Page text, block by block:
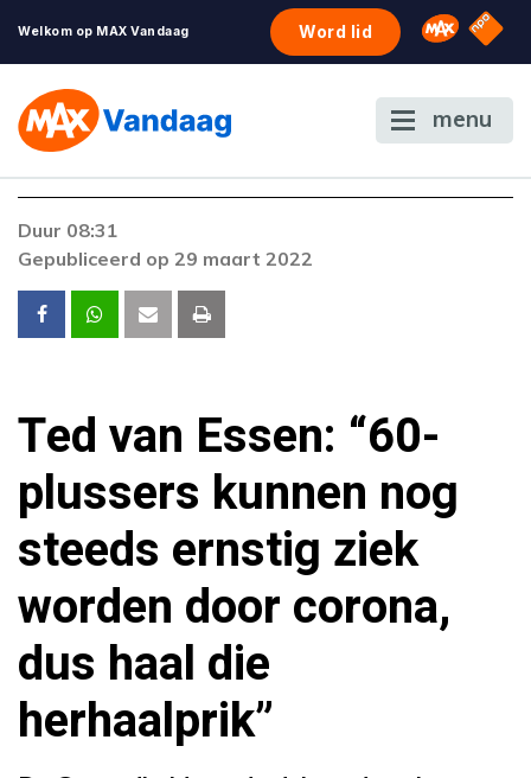
Welkom op MAX Vandaag Word lid Omroep
NPO
menu
De gewenste stream is op dit moment niet
voordoen, neem dan contact op met onze
klantenservice.
Duur 08:31
Gepubliceerd op 29 maart 2022
Ted van Essen: “60-
plussers kunnen nog
steeds ernstig ziek
worden door corona,
dus haal die
herhaalprik”